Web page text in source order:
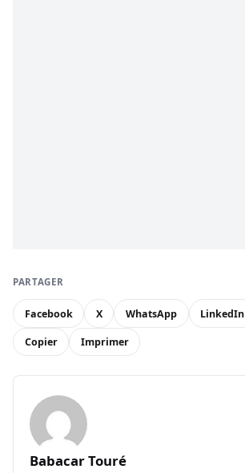
PARTAGER
Facebook X WhatsApp LinkedIn
Copier Imprimer
Babacar Touré